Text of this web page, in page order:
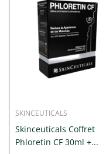
SKINCEUTICALS
Skinceuticals Coffret
Phloretin CF 30ml +...